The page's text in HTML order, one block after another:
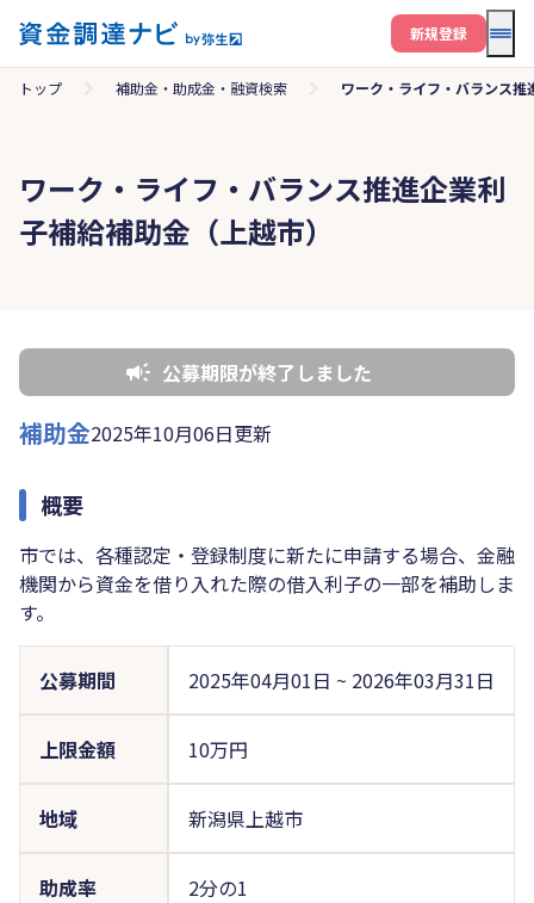
メ
新規登録
トップ 補助金・助成金・融資検索 ワーク・ライフ・バランス
ワーク・ライフ・バランス推進企業利
子補給補助金（上越市）
公募期限が終了しました
補助金2025年10月06日更新
概要
市では、各種認定・登録制度に新たに申請する場合、金融
機関から資金を借り入れた際の借入利子の一部を補助しま
す。
公募期間 2025年04月01日 ~ 2026年03月31日
上限金額 10万円
地域 新潟県上越市
助成率 2分の1